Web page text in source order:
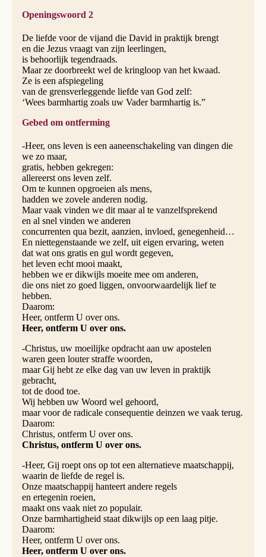
Openingswoord 2
De liefde voor de vijand die David in praktijk brengt
en die Jezus vraagt van zijn leerlingen,
is behoorlijk tegendraads.
Maar ze doorbreekt wel de kringloop van het kwaad.
Ze is een afspiegeling
van de grensverleggende liefde van God zelf:
‘Wees barmhartig zoals uw Vader barmhartig is.”
Gebed om ontferming
-Heer, ons leven is een aaneenschakeling van dingen die
we zo maar,
gratis, hebben gekregen:
allereerst ons leven zelf.
Om te kunnen opgroeien als mens,
hadden we zovele anderen nodig.
Maar vaak vinden we dit maar al te vanzelfsprekend
en al snel vinden we anderen
concurrenten qua bezit, aanzien, invloed, genegenheid…
En niettegenstaande we zelf, uit eigen ervaring, weten
dat wat ons gratis en gul wordt gegeven,
het leven echt mooi maakt,
hebben we er dikwijls moeite mee om anderen,
die ons niet zo goed liggen, onvoorwaardelijk lief te
hebben.
Daarom:
Heer, ontferm U over ons.
Heer, ontferm U over ons.
-Christus, uw moeilijke opdracht aan uw apostelen
waren geen louter straffe woorden,
maar Gij hebt ze elke dag van uw leven in praktijk
gebracht,
tot de dood toe.
Wij hebben uw Woord wel gehoord,
maar voor de radicale consequentie deinzen we vaak terug.
Daarom:
Christus, ontferm U over ons.
Christus, ontferm U over ons.
-Heer, Gij roept ons op tot een alternatieve maatschappij,
waarin de liefde de regel is.
Onze maatschappij hanteert andere regels
en ertegenin roeien,
maakt ons vaak niet zo populair.
Onze barmhartigheid staat dikwijls op een laag pitje.
Daarom:
Heer, ontferm U over ons.
Heer, ontferm U over ons.